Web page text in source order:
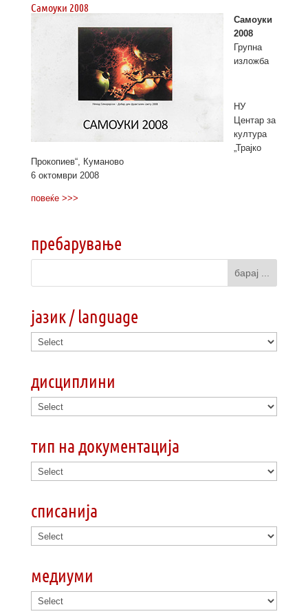
Самоуки 2008
Самоуки
2008
Групна
изложба
НУ
Центар за
култура
„Трајко
Прокопиев“, Куманово
6 октомври 2008
повеќе >>>
пребарување
јазик / language
дисциплини
тип на документација
списанија
медиуми